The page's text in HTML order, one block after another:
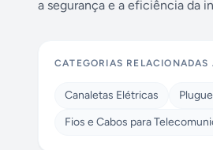
a segurança e a eficiência da
CATEGORIAS
Canaletas Elétricas
Fios e Cabos para